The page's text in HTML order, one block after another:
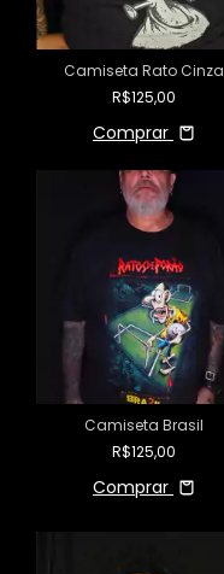
Camiseta Rato Cinza
R$125,00
Comprar
Camiseta Brasil
R$125,00
Comprar